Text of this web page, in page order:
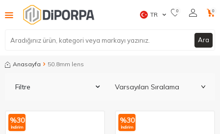
Ara
TR 0 0
Anasayfa 50.8mm lens
Filtre
%30
İndirim
%30
İndirim